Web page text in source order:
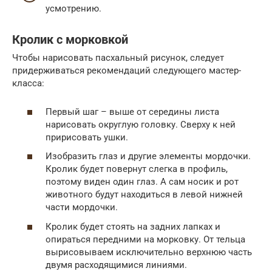
усмотрению.
Кролик с морковкой
Чтобы нарисовать пасхальный рисунок, следует
придерживаться рекомендаций следующего мастер-
класса:
Первый шаг – выше от середины листа
нарисовать округлую головку. Сверху к ней
пририсовать ушки.
Изобразить глаз и другие элементы мордочки.
Кролик будет повернут слегка в профиль,
поэтому виден один глаз. А сам носик и рот
животного будут находиться в левой нижней
части мордочки.
Кролик будет стоять на задних лапках и
опираться передними на морковку. От тельца
вырисовываем исключительно верхнюю часть
двумя расходящимися линиями.